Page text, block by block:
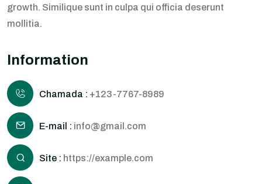
growth. Similique sunt in culpa qui officia deserunt
mollitia.
Information
Chamada : +123-7767-8989
E-mail : info@gmail.com
Site : https://example.com